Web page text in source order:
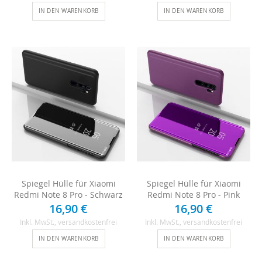
IN DEN WARENKORB IN DEN WARENKORB
Spiegel Hülle für Xiaomi
Redmi Note 8 Pro - Schwarz
16,90 €
Inkl. MwSt. , versandkostenfrei
IN DEN WARENKORB
Spiegel Hülle für Xiaomi
Redmi Note 8 Pro - Pink
16,90 €
Inkl. MwSt. , versandkostenfrei
IN DEN WARENKORB